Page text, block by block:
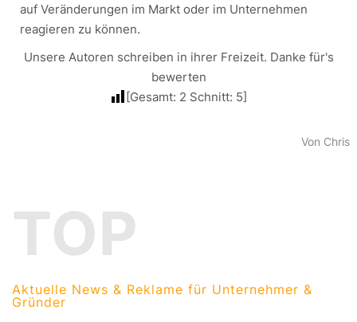
auf Veränderungen im Markt oder im Unternehmen
reagieren zu können.
Unsere Autoren schreiben in ihrer Freizeit. Danke für's
bewerten
[Gesamt: 2 Schnitt: 5]
Von Chris
TOP
Aktuelle News & Reklame für Unternehmer &
Gründer